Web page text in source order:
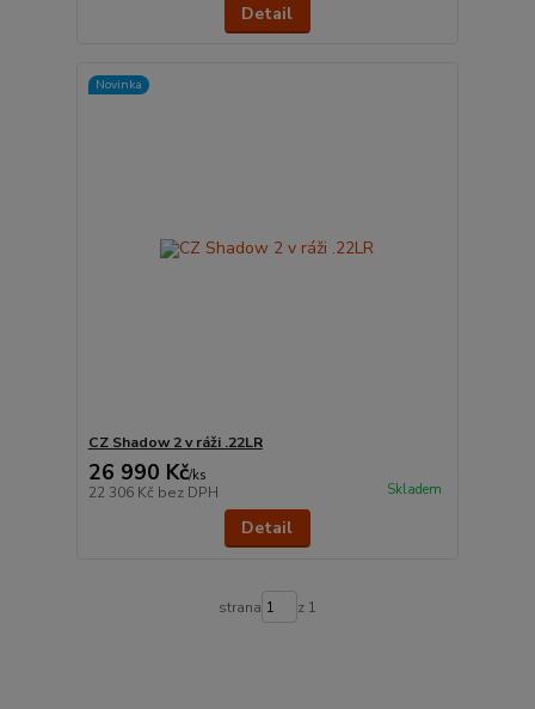
Detail
Novinka
CZ Shadow 2 v ráži .22LR
26 990 Kč/ks
22 306 Kč bez DPH Skladem
Detail
strana z 1